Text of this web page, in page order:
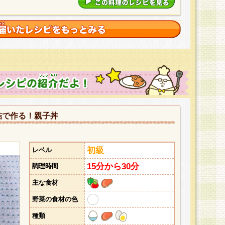
作る！親子丼
レベル 初級
調理時間 15分から30分
主な食材
野菜の食材の色
種類